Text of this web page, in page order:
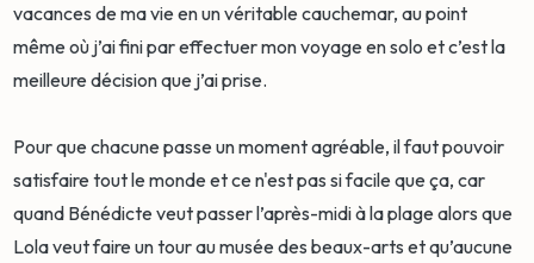
vacances de ma vie en un véritable cauchemar, au point
même où j’ai fini par effectuer mon voyage en solo et c’est la
meilleure décision que j’ai prise.
Pour que chacune passe un moment agréable, il faut pouvoir
satisfaire tout le monde et ce n'est pas si facile que ça, car
quand Bénédicte veut passer l’après-midi à la plage alors que
Lola veut faire un tour au musée des beaux-arts et qu’aucune